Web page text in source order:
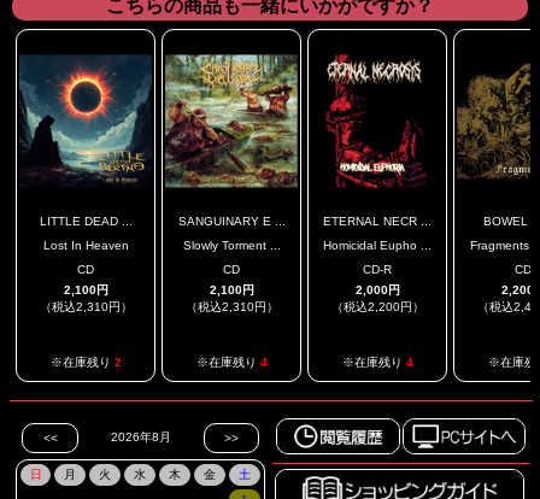
こちらの商品も一緒にいかがですか？
LITTLE DEAD ...
Lost In Heaven
CD
2,100円
（税込2,310円）
※在庫残り 2
SANGUINARY E ...
Slowly Torment ...
CD
2,100円
（税込2,310円）
※在庫残り 4
ETERNAL NECR ...
Homicidal Eupho ...
CD-R
2,000円
（税込2,200円）
※在庫残り 4
BOWEL
Fragments
CD
2,200
（税込
※在庫残